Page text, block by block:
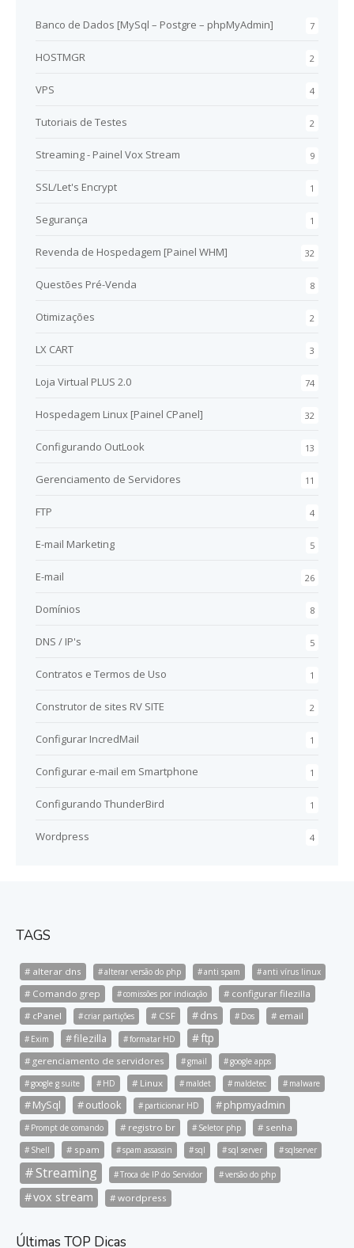
7
Banco de Dados [MySql – Postgre – phpMyAdmin]
2
HOSTMGR
4
VPS
2
Tutoriais de Testes
9
Streaming - Painel Vox Stream
1
SSL/Let's Encrypt
1
Segurança
32
Revenda de Hospedagem [Painel WHM]
8
Questões Pré-Venda
2
Otimizações
3
LX CART
74
Loja Virtual PLUS 2.0
32
Hospedagem Linux [Painel CPanel]
13
Configurando OutLook
11
Gerenciamento de Servidores
4
FTP
5
E-mail Marketing
26
E-mail
8
Domínios
5
DNS / IP's
1
Contratos e Termos de Uso
2
Construtor de sites RV SITE
1
Configurar IncredMail
1
Configurar e-mail em Smartphone
1
Configurando ThunderBird
4
Wordpress
TAGS
alterar dns alterar versão do php anti spam anti vírus linux
Comando grep comissões por indicação
configurar filezilla
cPanel
criar partições CSF dns Dos email
Exim filezilla formatar HD ftp
gerenciamento de servidores gmail
google apps
google g suite
HD Linux maldet maldetec malware
MySql outlook particionar HD phpmyadmin
Prompt de comando registro br Seletor php senha
Shell spam spam assassin sql sql server sqlserver
Streaming Troca de IP do Servidor versão do php
vox stream wordpress
Últimas TOP Dicas